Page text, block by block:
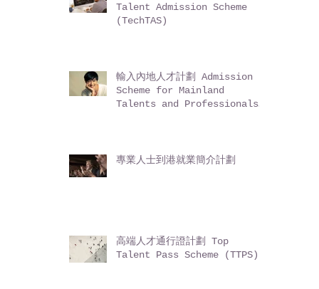
Talent Admission Scheme
(TechTAS)
輸入內地人才計劃 Admission
Scheme for Mainland
Talents and Professionals
專業人士到港就業簡介計劃
高端人才通行證計劃 Top
Talent Pass Scheme (TTPS)